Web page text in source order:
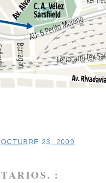
23, 2009
: